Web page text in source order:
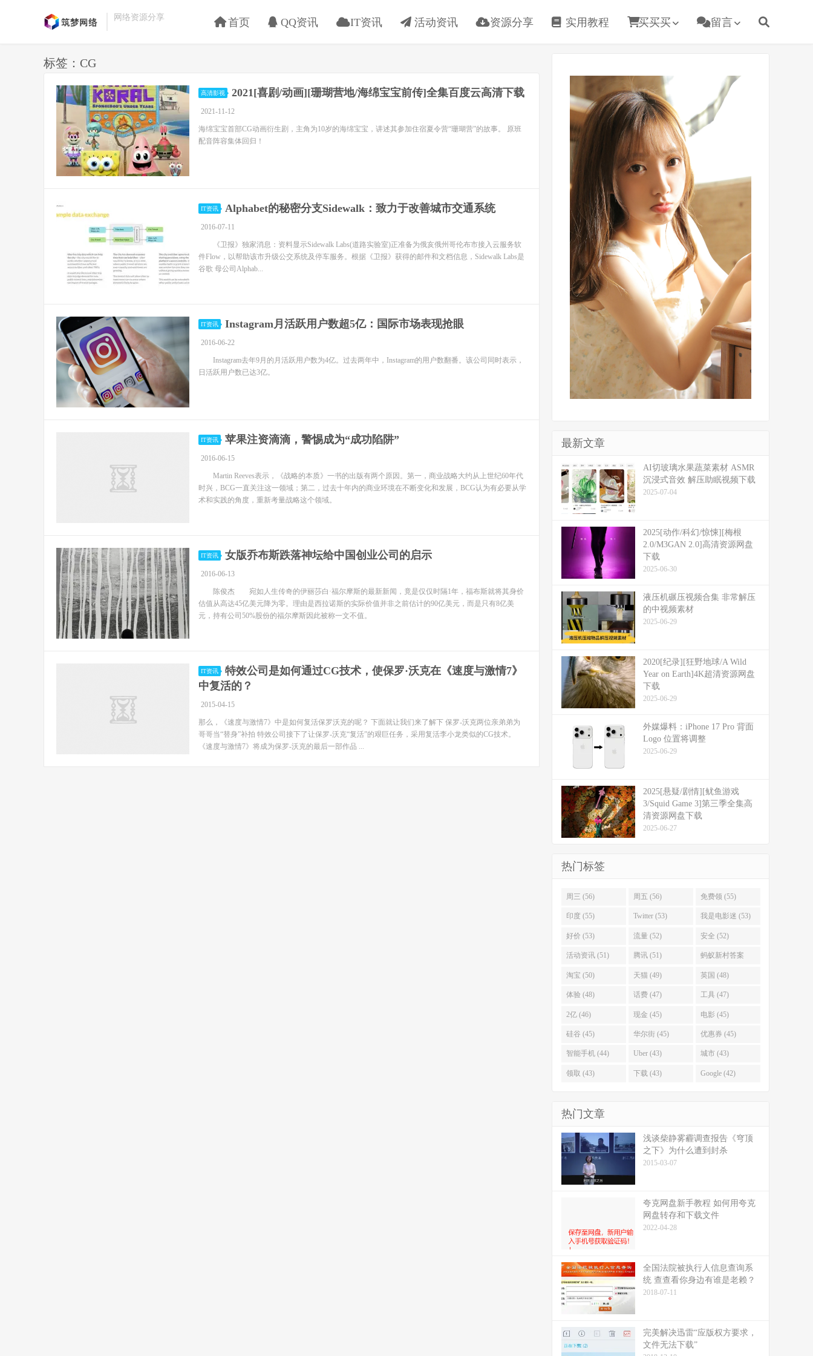
网络资源分享 首页 QQ资讯 IT资讯 活动资讯 资源分享 实用教程 买买买 留言
标签：CG
高清影视 2021[喜剧/动画][珊瑚营地/海绵宝宝前传]全集百度云高清下载
2021-11-12
海绵宝宝首部CG动画衍生剧，主角为10岁的海绵宝宝，讲述其参加住宿夏令营“珊瑚营”的故事。 ​原班
配音阵容集体回归！
IT资讯 Alphabet的秘密分支Sidewalk：致力于改善城市交通系统
2016-07-11
《卫报》独家消息：资料显示Sidewalk Labs(道路实验室)正准备为俄亥俄州哥伦布市接入云服务软
件Flow，以帮助该市升级公交系统及停车服务。根据《卫报》获得的邮件和文档信息，Sidewalk Labs是
谷歌 母公司Alphab...
IT资讯 Instagram月活跃用户数超5亿：国际市场表现抢眼
2016-06-22
Instagram去年9月的月活跃用户数为4亿。过去两年中，Instagram的用户数翻番。该公司同时表示，
日活跃用户数已达3亿。
IT资讯 苹果注资滴滴，警惕成为“成功陷阱”
2016-06-15
Martin Reeves表示，《战略的本质》一书的出版有两个原因。第一，商业战略大约从上世纪60年代
时兴，BCG一直关注这一领域；第二，过去十年内的商业环境在不断变化和发展，BCG认为有必要从学
术和实践的角度，重新考量战略这个领域。
IT资讯 女版乔布斯跌落神坛给中国创业公司的启示
2016-06-13
陈俊杰 宛如人生传奇的伊丽莎白·福尔摩斯的最新新闻，竟是仅仅时隔1年，福布斯就将其身价
估值从高达45亿美元降为零。理由是西拉诺斯的实际价值并非之前估计的90亿美元，而是只有8亿美
元，持有公司50%股份的福尔摩斯因此被称一文不值。
IT资讯
特效公司是如何通过CG技术，使保罗·沃克在《速度与激情7》
中复活的？
2015-04-15
那么，《速度与激情7》中是如何复活保罗沃克的呢？ 下面就让我们来了解下 保罗-沃克两位亲弟弟为
哥哥当“替身”补拍 特效公司接下了让保罗-沃克“复活”的艰巨任务，采用复活李小龙类似的CG技术。
《速度与激情7》将成为保罗-沃克的最后一部作品 ...
最新文章
​​AI切玻璃水果蔬菜素材 ASMR
沉浸式音效 解压助眠视频下载
2025-07-04
2025[动作/科幻/惊悚][梅根
2.0/M3GAN 2.0]高清资源网盘
下载
2025-06-30
液压机碾压视频合集 非常解压
的中视频素材
2025-06-29
2020[纪录][狂野地球/A Wild
Year on Earth]4K超清资源网盘
下载
2025-06-29
外媒爆料：​​iPhone 17 Pro 背面
Logo 位置将调整​​
2025-06-29
2025[悬疑/剧情][鱿鱼游戏
3/Squid Game 3]第三季全集高
清资源网盘下载
2025-06-27
热门标签
周三 (56) 周五 (56) 免费领 (55)
印度 (55) Twitter (53) 我是电影迷 (53)
好价 (53) 流量 (52) 安全 (52)
活动资讯 (51) 腾讯 (51) 蚂蚁新村答案
(51)
淘宝 (50) 天猫 (49) 英国 (48)
体验 (48) 话费 (47) 工具 (47)
2亿 (46) 现金 (45) 电影 (45)
硅谷 (45) 华尔街 (45) 优惠券 (45)
智能手机 (44) Uber (43) 城市 (43)
领取 (43) 下载 (43) Google (42)
热门文章
浅谈柴静雾霾调查报告《穹顶
之下》为什么遭到封杀
2015-03-07
夸克网盘新手教程 如何用夸克
网盘转存和下载文件
2022-04-28
全国法院被执行人信息查询系
统 查查看你身边有谁是老赖？
2018-07-11
完美解决迅雷“应版权方要求，
文件无法下载”